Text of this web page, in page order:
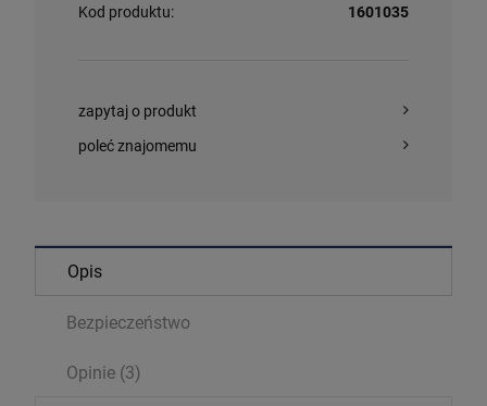
Kod produktu: 1601035
zapytaj o produkt
poleć znajomemu
Opis
Bezpieczeństwo
Opinie (3)